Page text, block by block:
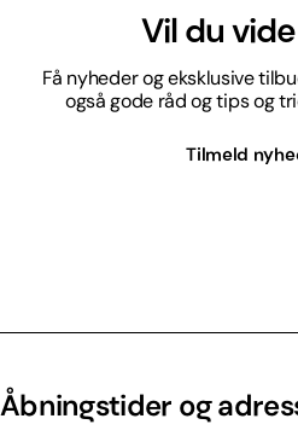
Vil du
Få nyheder og eksklusive
også gode råd og tips og
Tilmeld
Åbningstider og